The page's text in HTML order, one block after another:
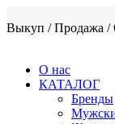
Выкуп / Продажа /
О нас
КАТАЛОГ
Бренды